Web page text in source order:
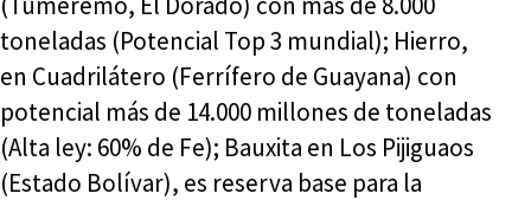
toneladas (Potencial Top 3 mundial); Hierro,
en Cuadrilátero (Ferrífero de Guayana) con
potencial más de 14.000 millones de toneladas
(Alta ley: 60% de Fe); Bauxita en Los Pijiguaos
(Estado Bolívar), es reserva base para la